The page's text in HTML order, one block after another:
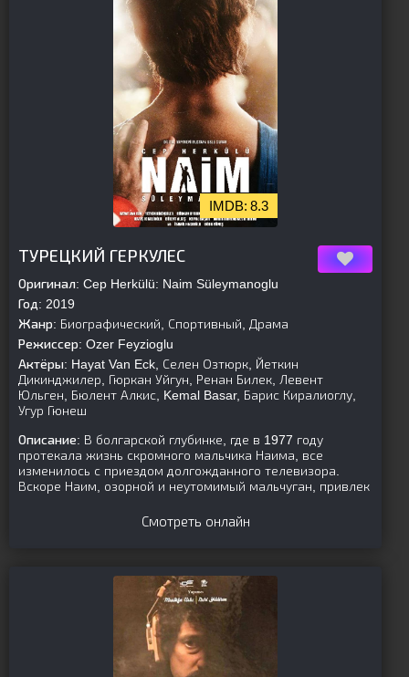
8.3
ТУРЕЦКИЙ ГЕРКУЛЕС
Оригинал: Cep Herkülü: Naim Süleymanoglu
Год: 2019
Жанр: Биографический, Спортивный, Драма
Режиссер: Ozer Feyzioglu
Актёры: Hayat Van Eck, Селен Озтюрк, Йеткин
Дикинджилер, Гюркан Уйгун, Ренан Билек, Левент
Юльген, Бюлент Алкис, Kemal Basar, Барис Киралиоглу,
Угур Гюнеш
Описание: В болгарской глубинке, где в 1977 году
протекала жизнь скромного мальчика Наима, все
изменилось с приездом долгожданного телевизора.
Вскоре Наим, озорной и неутомимый мальчуган, привлек
Смотреть онлайн